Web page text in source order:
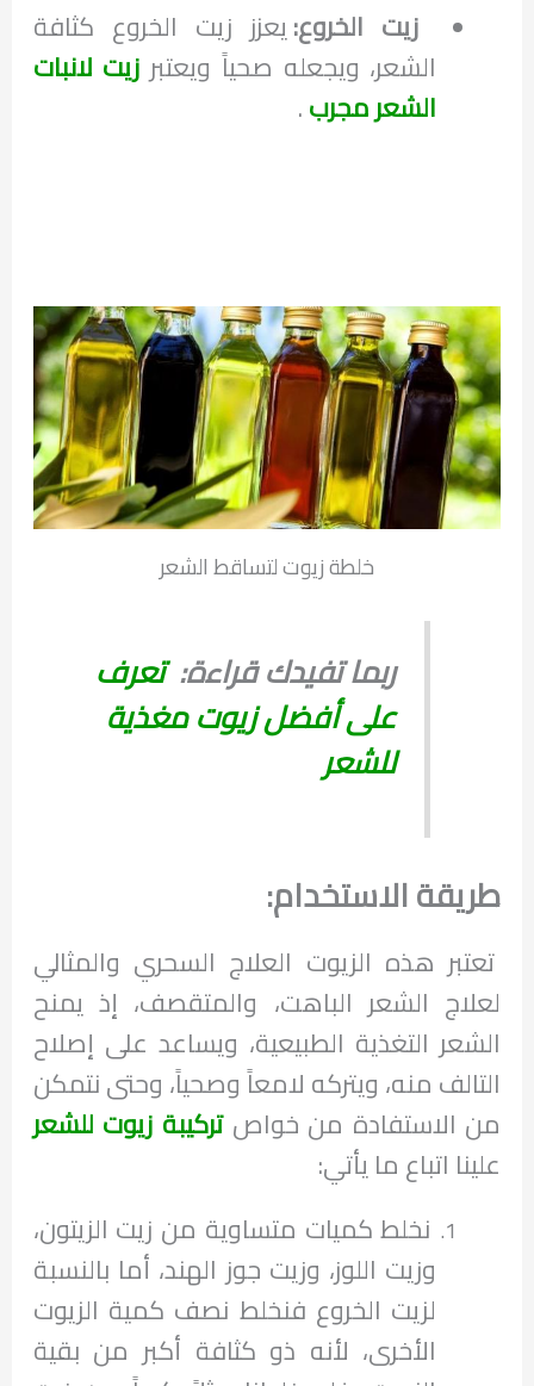
زيت الخروع:يعزز زيت الخروع كثافة
الشعر، ويجعله صحياً ويعتبرزيت لانبات
الشعر مجرب.
خلطة زيوت لتساقط الشعر
ربما تفيدك قراءة:تعرف
على أفضل زيوت مغذية
للشعر
طريقة الاستخدام:
تعتبر هذه الزيوت العلاج السحري والمثالي
لعلاج الشعر الباهت، والمتقصف، إذ يمنح
الشعر التغذية الطبيعية، ويساعد على إصلاح
التالف منه، ويتركه لامعاً وصحياً، وحتى نتمكن
من الاستفادة من خواصتركيبة زيوت للشعر
علينا اتباع ما يأتي:
نخلط كميات متساوية من زيت الزيتون،
وزيت اللوز، وزيت جوز الهند، أما بالنسبة
لزيت الخروع فنخلط نصف كمية الزيوت
الأخرى، لأنه ذو كثافة أكبر من بقية